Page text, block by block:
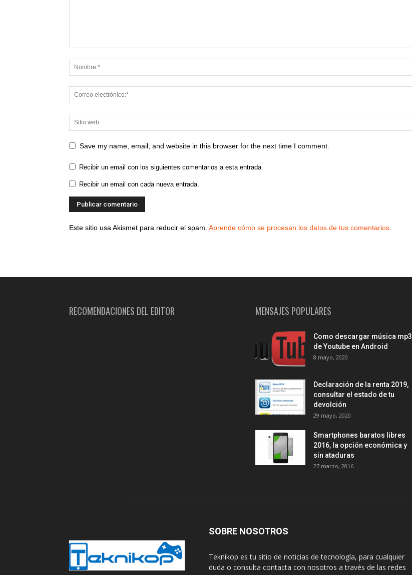
Save my name, email, and website in this browser for the next time I comment.
Recibir un email con los siguientes comentarios a esta entrada.
Recibir un email con cada nueva entrada.
Este sitio usa Akismet para reducir el spam. Aprende cómo se procesan los datos de tus comentarios
RECOMENDACIONES DEL EDITOR MENSAJES POPULARES
Como descargar música mp3
de Youtube en Android
8 mayo, 2020
Declaración de la renta 2019,
consultar el estado de tu
devolción
29 mayo, 2020
Smartphones baratos libres
2016, la opción económica y
sin ataduras
27 marzo, 2016
SOBRE NOSOTROS
Teknikop es tu sitio de noticias de tecnología, para cualquier
duda o consulta contacta con nosotros a través de las redes